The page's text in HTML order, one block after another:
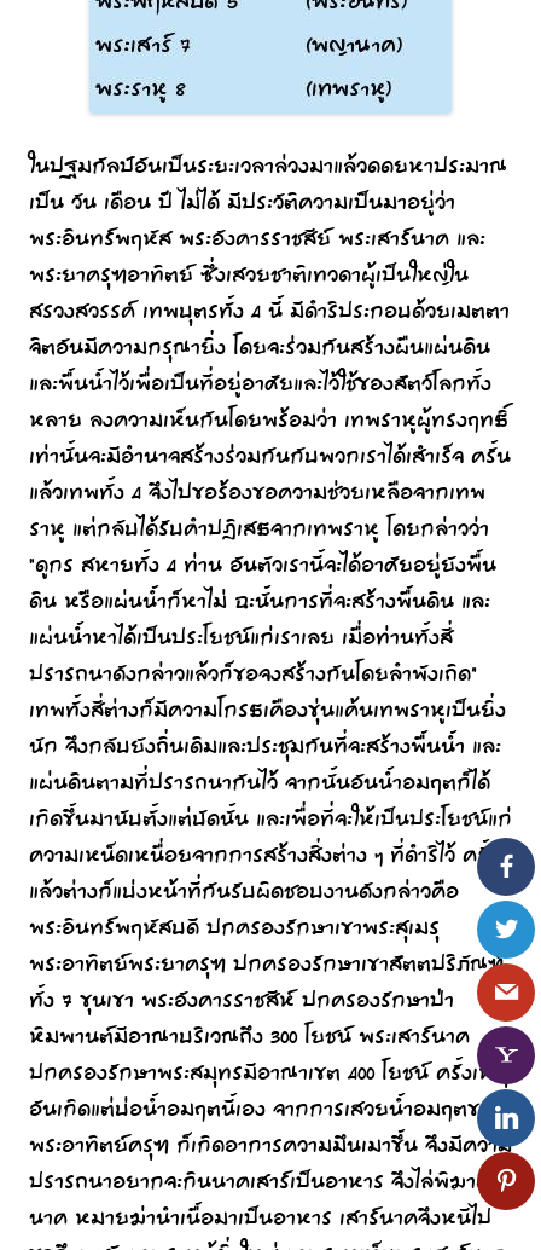
ในปฐมกัลป์อันเป็นระยะเวลาล่วงมาแล้วดดยหาประมาณ
เป็น วัน เดือน ปี ไม่ได้ มีประวัติความเป็นมาอยู่ว่า
พระอินทร์พฤหัส พระอังคารราชสีย์ พระเสาร์นาค และ
พระยาครุฑอาทิตย์ ซึ่งเสวยชาติเทวดาผู้เป็นใหญ่ใน
สรวงสวรรค์ เทพบุตรทั้ง 4 นี้ มีดำริประกอบด้วยเมตตา
จิตอันมีความกรุณายิ่ง โดยจะร่วมกันสร้างผืนแผ่นดิน
และพื้นน้ำไว้เพื่อเป็นที่อยู่อาศัยและไว้ใช้ของสัตว์โลกทั้ง
หลาย ลงความเห็นกันโดยพร้อมว่า เทพราหูผู้ทรงฤทธิ์
เท่านั้นจะมีอำนาจสร้างร่วมกันกับพวกเราได้เสำเร็จ ครั้น
แล้วเทพทั้ง 4 จึงไปขอร้องขอความช่วยเหลือจากเทพ
ราหู แต่กลับได้รับคำปฎิเสธจากเทพราหู โดยกล่าวว่า
“ดูกร สหายทั้ง 4 ท่าน อันตัวเรานี้จะได้อาศัยอยู่ยังพื้น
ดิน หรือแผ่นน้ำก็หาไม่ ฉะนั้นการที่จะสร้างพื้นดิน และ
แผ่นน้ำหาได้เป็นประโยชน์แก่เราเลย เมื่อท่านทั้งสี่
ปรารถนาดังกล่าวแล้วก็ขอจงสร้างกันโดยลำพังเถิด”
เทพทั้งสี่ต่างก็มีความโกรธเคืองขุ่นแค้นเทพราหูเป็นยิ่ง
นัก จึงกลับยังถิ่นเดิมและประชุมกันที่จะสร้างพื้นน้ำ และ
แผ่นดินตามที่ปรารถนากันไว้ จากนั้นอันน้ำอมฤตก็ได้
เกิดขึ้นมานับตั้งแต่บัดนั้น และเพื่อที่จะให้เป็นประโยชน์แก่
ความเหน็ดเหนื่อยจากการสร้างสิ่งต่าง ๆ ที่ดำริไว้ ครั้น
แล้วต่างก็แบ่งหน้าที่กันรับผิดชอบงานดังกล่าวคือ
พระอินทร์พฤหัสบดี ปกครองรักษาเขาพระสุเมรุ
พระอาทิตย์พระยาครุฑ ปกครองรักษาเขาสัตตปริภัณฑ์
ทั้ง 7 ขุนเขา พระอังคารราชสีห์ ปกครองรักษาป่า
หิมพานต์มีอาณาบริเวณถึง 300 โยชน์ พระเสาร์นาค
ปกครองรักษาพระสมุทรมีอาณาเขต 400 โยชน์ ครั้งเหตุ
อันเกิดแต่บ่อน้ำอมฤตนี้เอง จากการเสวยน้ำอมฤตของ
พระอาทิตย์ครุฑ ก็เกิดอาการความมึนเมาขึ้น จึงมีความ
ปรารถนาอยากจะกินนาคเสาร์เป็นอาหาร จึงไล่พิฆาต
นาค หมายฆ่านำเนื้อมาเป็นอาหาร เสาร์นาคจึงหนีไป